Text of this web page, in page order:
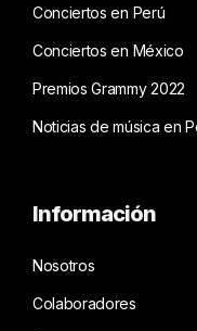
Conciertos en Perú
Conciertos en México
Premios Grammy 2022
Noticias de música en
Información
Nosotros
Colaboradores